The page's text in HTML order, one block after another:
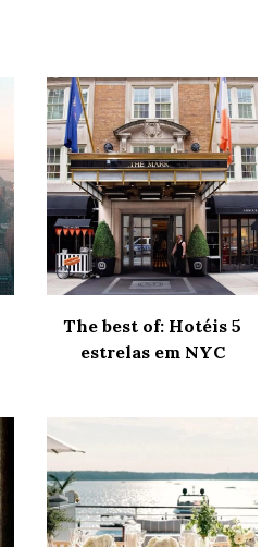
The best of: Hotéis 5
estrelas em NYC